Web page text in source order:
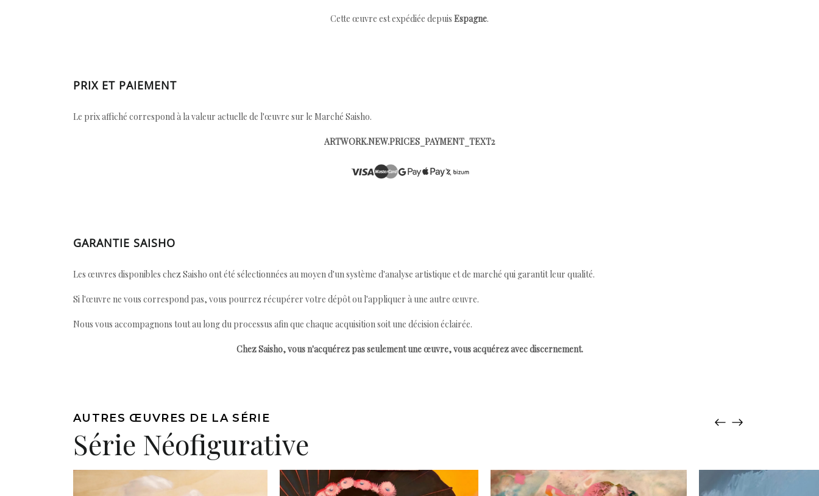
Cette œuvre est expédiée depuis Espagne.
PRIX ET PAIEMENT
Le prix affiché correspond à la valeur actuelle de l'œuvre sur le Marché Saisho.
ARTWORK.NEW.PRICES_PAYMENT_TEXT2
GARANTIE SAISHO
Les œuvres disponibles chez Saisho ont été sélectionnées au moyen d'un système d'analyse artistique et de marché qui garantit leur qualité.
Si l'œuvre ne vous correspond pas, vous pourrez récupérer votre dépôt ou l'appliquer à une autre œuvre.
Nous vous accompagnons tout au long du processus afin que chaque acquisition soit une décision éclairée.
Chez Saisho, vous n'acquérez pas seulement une œuvre, vous acquérez avec discernement.
AUTRES ŒUVRES DE LA SÉRIE
Série Néofigurative